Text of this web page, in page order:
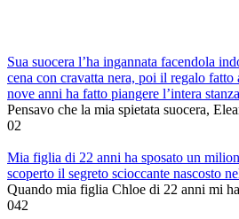
Sua suocera l’ha ingannata facendola
cena con cravatta nera, poi il regalo
nove anni ha fatto piangere l’intera stanza
Pensavo che la mia spietata suocera,
02
Mia figlia di 22 anni ha sposato un
scoperto il segreto scioccante nascosto
Quando mia figlia Chloe di 22 anni mi
042